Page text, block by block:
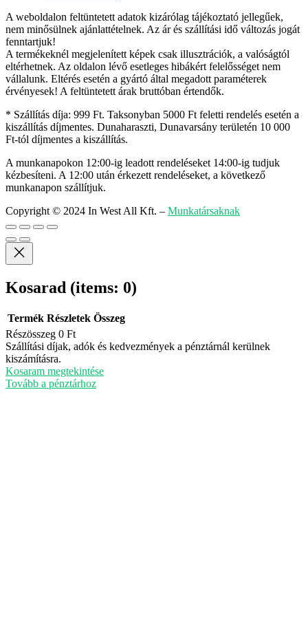
A weboldalon feltüntetett adatok kizárólag tájékoztató jellegűek,
nem minősülnek ajánlattételnek. Az ár és szállítási idő változás jogát
fenntartjuk!
A termékeknél megjelenített képek csak illusztrációk, a valóságtól
eltérhetnek. Az oldalon lévő esetleges hibákért felelősséget nem
vállalunk. Eltérés esetén a gyártó által megadott paraméterek
érvényesek! A feltüntetett árak bruttóban értendők.
* Szállítás díja: 999 Ft. Taksonyban 5000 Ft feletti rendelés esetén a
kiszállítás díjmentes. Dunaharaszti, Dunavarsány területén 10 000
Ft-tól díjmentes a kiszállítás.
A munkanapokon 12:00-ig leadott rendeléseket 14:00-ig tudjuk
kézbesíteni. A 12:00 után érkezett rendeléseket, a következő
munkanapon szállítjuk.
Copyright © 2024 In West All Kft. – Munkatársaknak
Kosarad (items: 0)
Termékek
a
kosárban
Termék Részletek Összeg
Részösszeg 0 Ft
Szállítási díjak, adók és kedvezmények a pénztárnál kerülnek
kiszámításra.
Kosaram megtekintése
Tovább a pénztárhoz